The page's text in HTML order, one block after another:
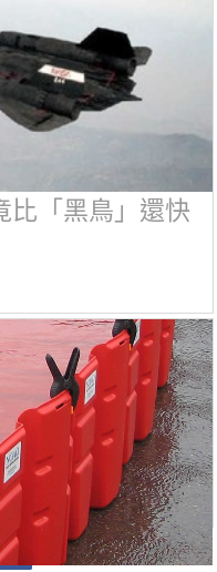
比「黑鳥」還快